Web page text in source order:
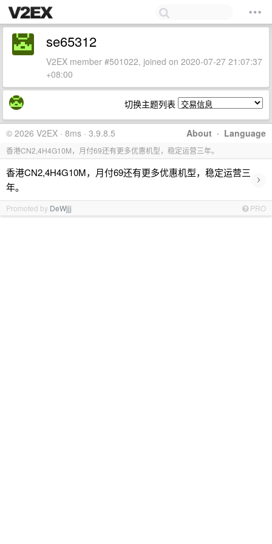
se65312
V2EX member #501022, joined on 2020-07-27 21:07:37
+08:00
切换主题列表
About · Language
© 2026 V2EX · 8ms · 3.9.8.5
香港CN2,4H4G10M，月付69还有更多优惠机型，稳定运营三年。
香港CN2,4H4G10M，月付69还有更多优惠机型，稳定运营三
年。
›
Promoted by DeWjjj PRO